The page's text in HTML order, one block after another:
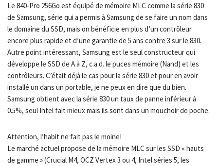
Le 840-Pro 256Go est équipé de mémoire MLC comme la série 830
de Samsung, série qui a permis à Samsung de se faire un nom dans
le domaine du SSD, mais on bénéficie en plus d’un contrôleur
encore plus rapide et d’une garantie de 5 ans contre 3 sur le 830.
Autre point intéressant, Samsung est le seul constructeur qui
développe le SSD de A à Z, c.a.d. le puces mémoire (Nand) et les
contrôleurs. C’était déjà le cas pour la série 830 et pour en avoir
installé un dans un portable, je ne peux en dire que du bien.
Samsung obtient avec la série 830 un taux de panne inférieur à
0.5%, seul Intel fait mieux mais ils sont dans un mouchoir de poche.
Attention, l’habit ne fait pas le moine!
Le marché actuel propose de la mémoire MLC sur les SSD « hauts
de gamme » (Crucial M4, OCZ Vertex 3 ou 4, Intel séries 5, les